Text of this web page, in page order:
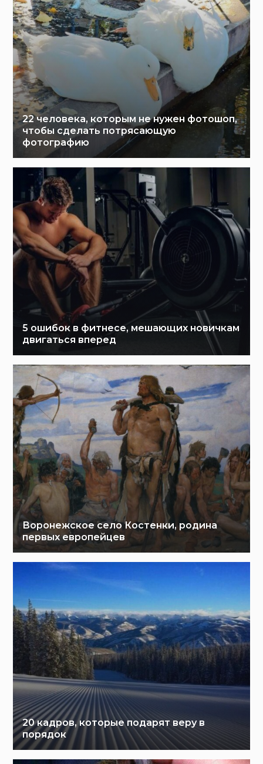
22 человека, которым не нужен фотошоп,
чтобы сделать потрясающую
фотографию
5 ошибок в фитнесе, мешающих новичкам
двигаться вперед
Воронежское село Костенки, родина
первых европейцев
20 кадров, которые подарят веру в
порядок